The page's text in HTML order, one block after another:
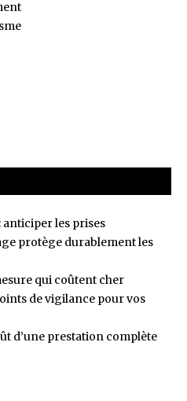
les prises
protège durablement les
qui coûtent cher
de vigilance pour vos
d’une prestation complète